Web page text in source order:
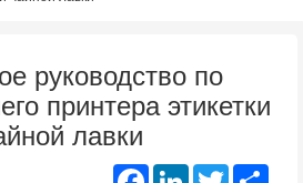
руководство по
принтера этикетки
лавки
FacebookLinkedIn Twitter